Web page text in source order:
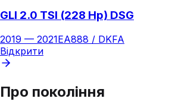
GLI 2.0 TSI (228 Hp) DSG
2019 — 2021EA888 / DKFA
Відкрити
Про покоління